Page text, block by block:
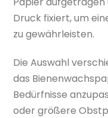
Druck fixiert, um
zu gewährleisten.
Die Auswahl
das
Bedürfnisse
oder größere